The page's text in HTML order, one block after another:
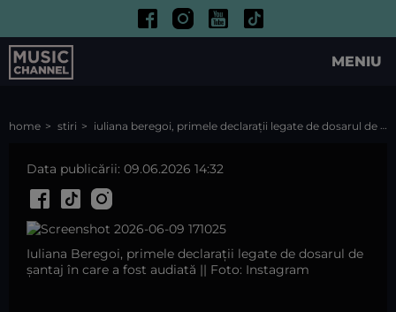
MENIU
home stiri iuliana beregoi, primele declarații legate de dosarul de șantaj în care a fost audiată
Data publicării: 09.06.2026 14:32
Iuliana Beregoi, primele declarații legate de dosarul de
șantaj în care a fost audiată || Foto: Instagram